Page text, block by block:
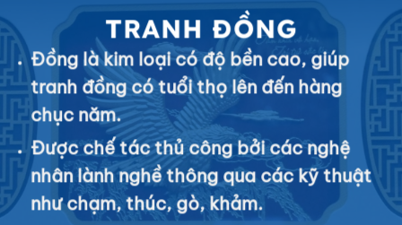
TRANH ĐỒNG
Đồng là kim loại có độ bền cao, giúp
tranh đồng có tuổi thọ lên đến hàng
chục năm.
Được chế tác thủ công bởi các nghệ
nhân lành nghề thông qua các kỹ thuật
như chạm, thúc, gò, khảm.